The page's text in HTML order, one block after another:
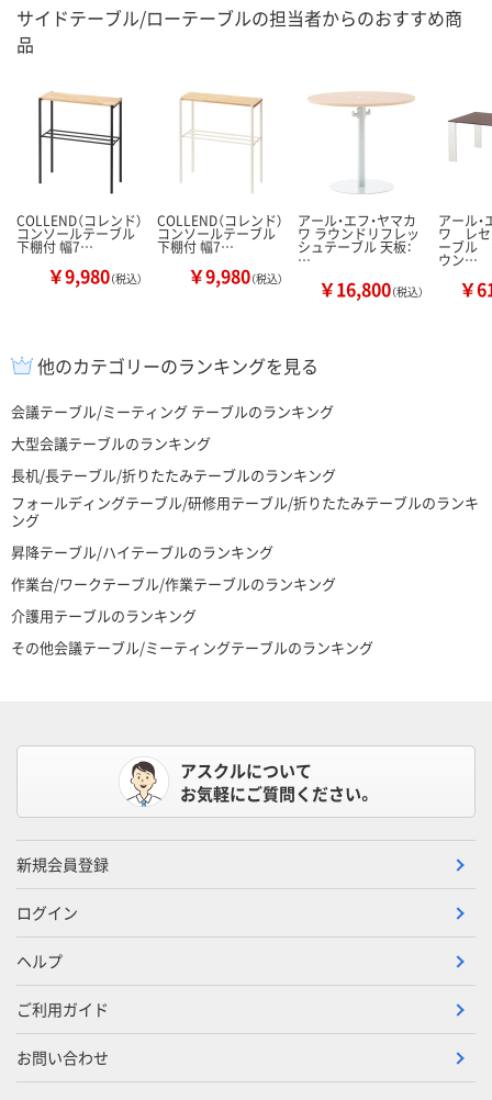
サイドテーブル/ローテーブルの担当者からのおすすめ商
品
COLLEND（コレンド）
コンソールテーブル
下棚付 幅7…
￥9,980（税込）
COLLEND（コレンド）
コンソールテーブル
下棚付 幅7…
￥9,980（税込）
アール・エフ・ヤマカ
ワ ラウンドリフレッ
シュテーブル 天板：
…
￥16,800（税込）
アール・
ワ レセ
ーブル
ウン…
￥
他のカテゴリーのランキングを見る
会議テーブル/ミーティング テーブルのランキング
大型会議テーブルのランキング
長机/長テーブル/折りたたみテーブルのランキング
フォールディングテーブル/研修用テーブル/折りたたみテーブルのランキ
ング
昇降テーブル/ハイテーブルのランキング
作業台/ワークテーブル/作業テーブルのランキング
介護用テーブルのランキング
その他会議テーブル/ミーティングテーブルのランキング
アスクルについて
お気軽にご質問ください。
新規会員登録
ログイン
ヘルプ
ご利用ガイド
お問い合わせ